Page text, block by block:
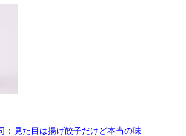
：見た目は揚げ餃子だけど本当の味